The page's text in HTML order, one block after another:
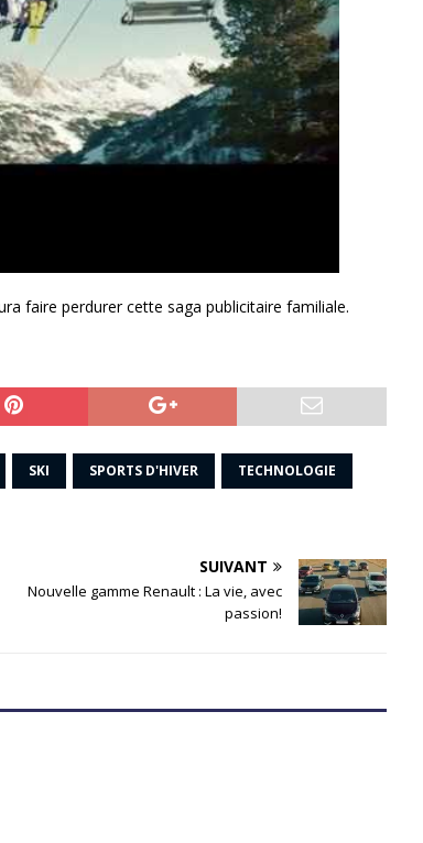
faire perdurer cette saga publicitaire familiale.
SKI SPORTS D'HIVER TECHNOLOGIE
SUIVANT
Nouvelle gamme Renault : La vie, avec
passion!